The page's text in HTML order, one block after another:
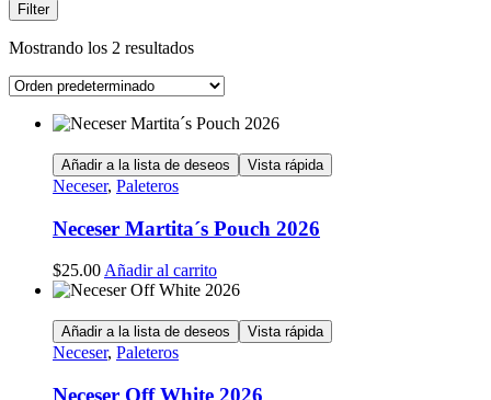
Filter
Mostrando los 2 resultados
Añadir a la lista de deseos Vista rápida
Neceser, Paleteros
Neceser Martita´s Pouch 2026
$25.00Añadir al carrito
Añadir a la lista de deseos Vista rápida
Neceser, Paleteros
Neceser Off White 2026